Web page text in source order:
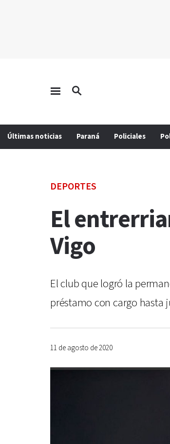
Últimas noticias Paraná Policiales
DEPORTES
El
Vigo
El club que logró la
préstamo con cargo hasta
11 de agosto de 2020